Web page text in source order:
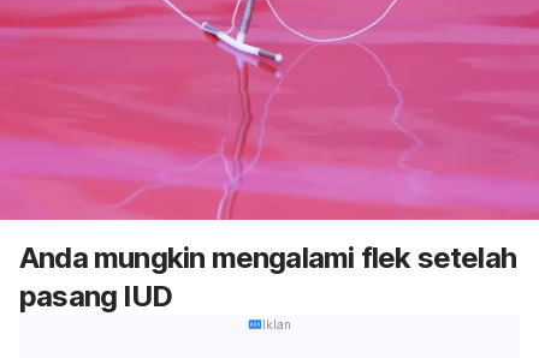
Anda mungkin mengalami flek setelah
pasang IUD
Iklan